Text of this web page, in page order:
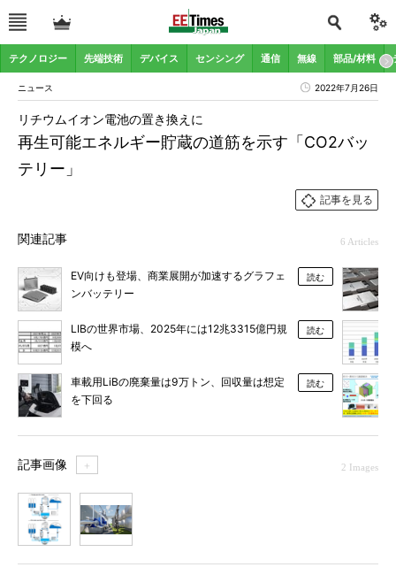
テクノロジー 先端技術 デバイス センシング 通信 無線 部品/材料
ニュース 2022年7月26日
再生可能エネルギー貯蔵の道筋を示す「CO2バッ
テリー」
リチウムイオン電池の置き換えに
記事を見る
関連記事 6 Articles
EV向けも登場、商業展開が加速するグラフェ
ンバッテリー
読む
LIBの世界市場、2025年には12兆3315億円規
模へ
読む
車載用LiBの廃棄量は9万トン、回収量は想定
を下回る
読む
記事画像 ＋ 2 Images